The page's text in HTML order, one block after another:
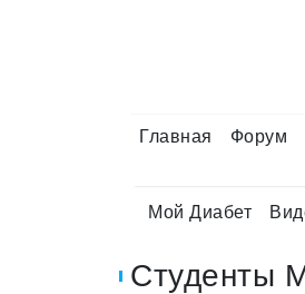
Главная Форум
Мой Диабет
Студенты